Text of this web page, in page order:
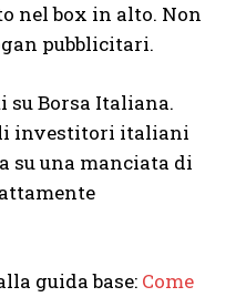
nel box in alto. Non
pubblicitari.
Borsa Italiana.
investitori italiani
su una manciata di
guida base: Come